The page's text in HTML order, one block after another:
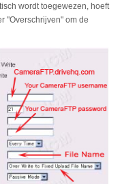
wordt toegewezen, hoeft
"Overschrijven" om de